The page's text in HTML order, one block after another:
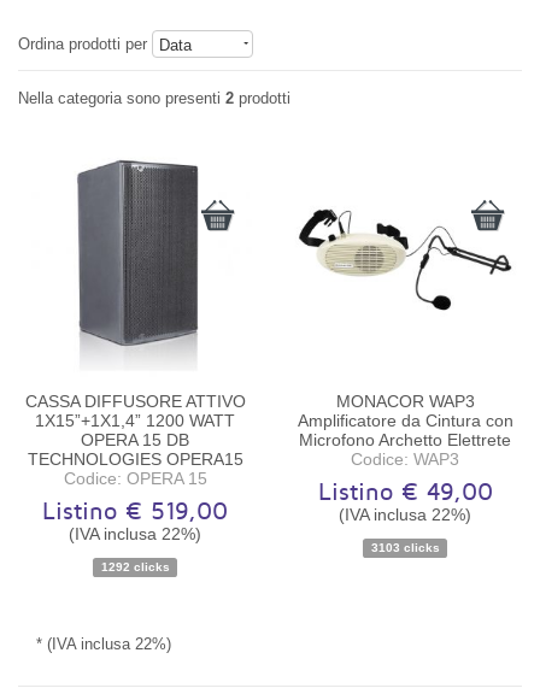
Ordina prodotti per Data
Nella categoria sono presenti 2 prodotti
Disponibilità:Ordinabile
CASSA DIFFUSORE ATTIVO
1X15”+1X1,4” 1200 WATT
OPERA 15 DB
TECHNOLOGIES OPERA15
Codice: OPERA 15
Listino € 519,00
(IVA inclusa 22%)
1292 clicks
Disponibilità:Pezzo unico
MONACOR WAP3
Amplificatore da Cintura con
Microfono Archetto Elettrete
Codice: WAP3
Listino € 49,00
(IVA inclusa 22%)
3103 clicks
* (IVA inclusa 22%)